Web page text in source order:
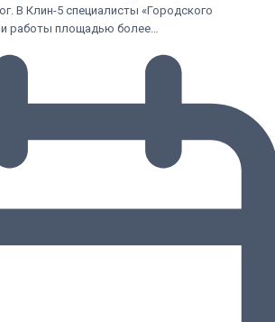
В Клин-5 специалисты «Городского
работы площадью более…